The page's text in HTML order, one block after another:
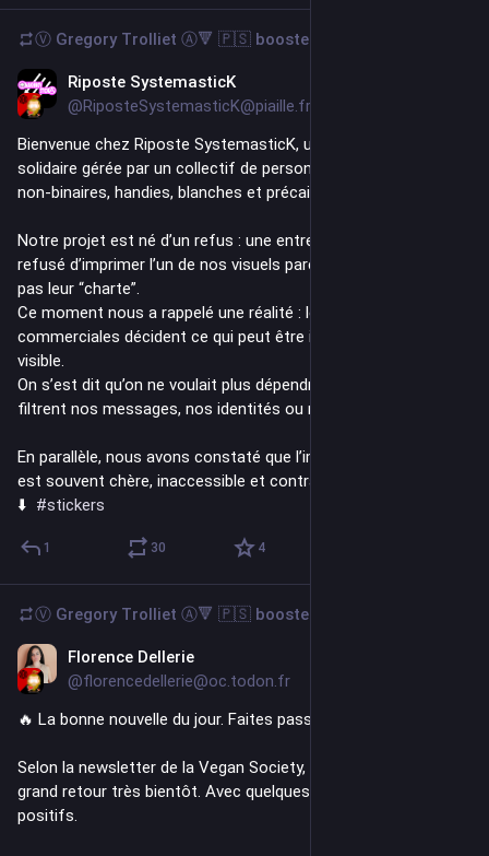
Ⓥ Gregory Trolliet Ⓐ🔻 🇵🇸 boosted
Riposte SystemasticK
@RiposteSystemasticK@piaille.fr
Bienvenue chez Riposte SystemasticK, une imprimerie
solidaire gérée par un collectif de personnes queers, trans,
non‑binaires, handies, blanches et précaires.
Notre projet est né d’un refus : une entreprise allemande a
refusé d’imprimer l’un de nos visuels parce qu’il ne respectait
pas leur “charte”.
Ce moment nous a rappelé une réalité : les structures
commerciales décident ce qui peut être imprimé, diffusé,
visible.
On s’est dit qu’on ne voulait plus dépendre de structures qui
filtrent nos messages, nos identités ou nos luttes.
En parallèle, nous avons constaté que l’impression de stickers
est souvent chère, inaccessible et contraignante.
⬇️ #stickers
1 30 4
Ⓥ Gregory Trolliet Ⓐ🔻 🇵🇸 boosted
Florence Dellerie
@florencedellerie@oc.todon.fr
🔥 La bonne nouvelle du jour. Faites passer le mot ! 😊
Selon la newsletter de la Vegan Society, la
grand retour très bientôt. Avec quelques changements
positifs.